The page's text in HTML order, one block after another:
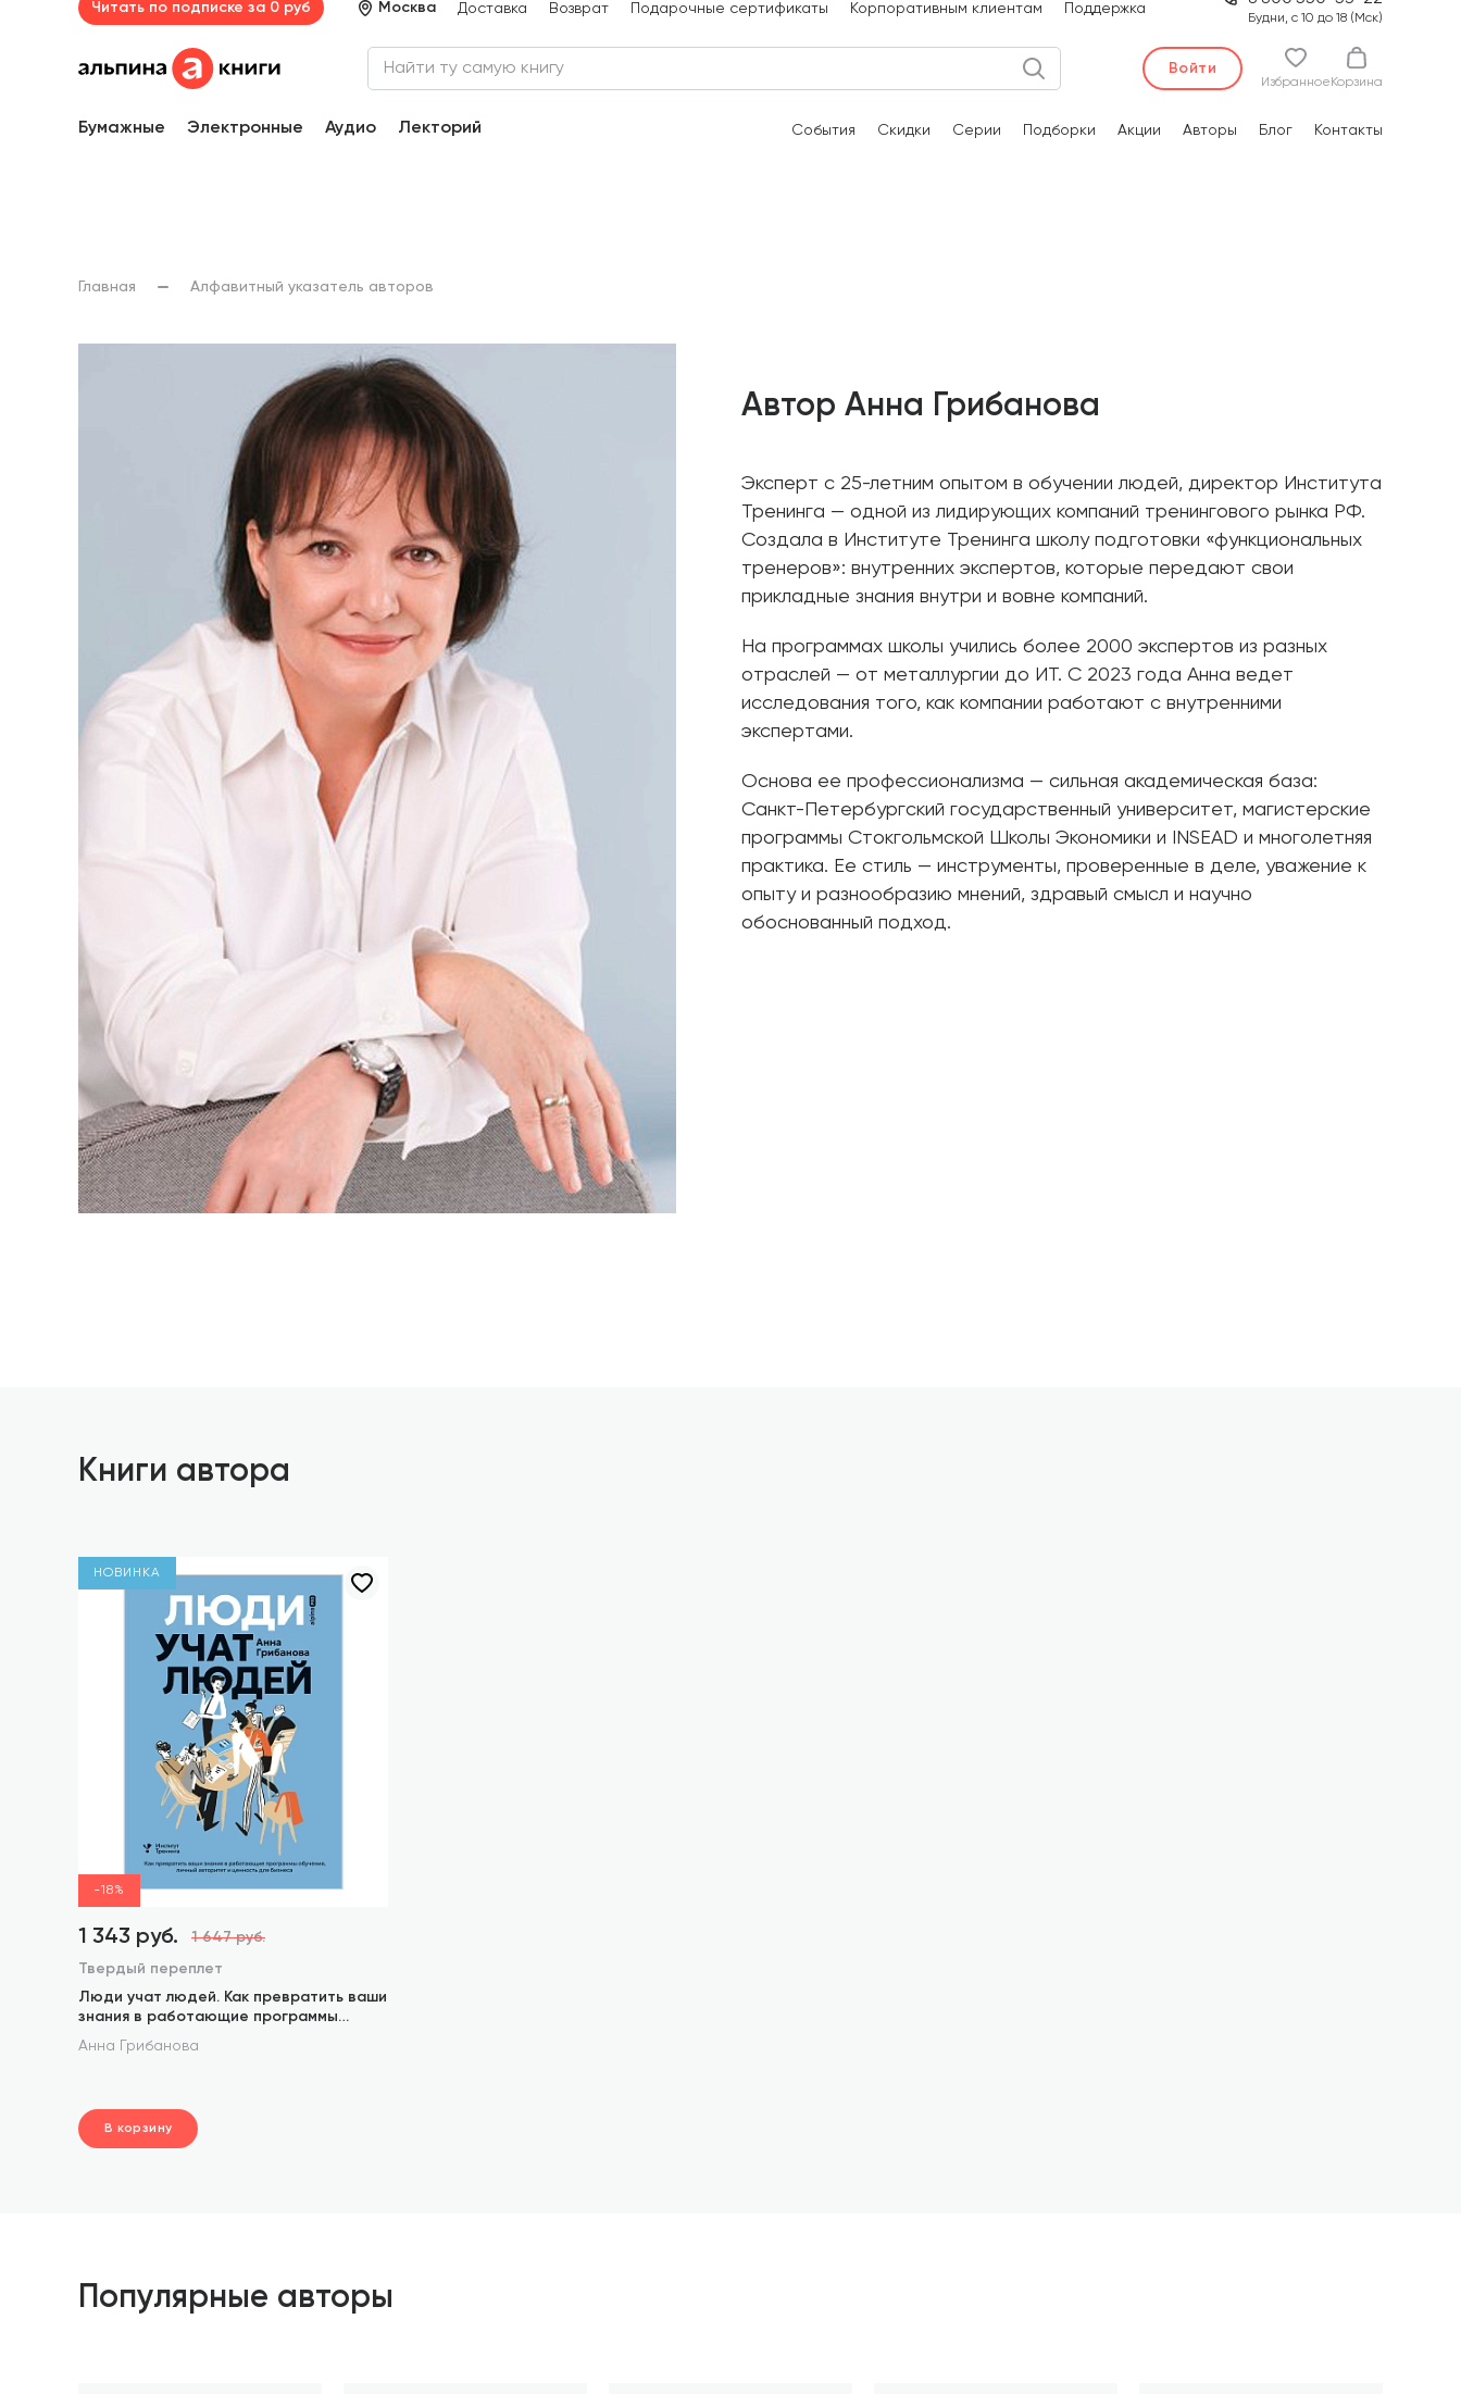
Читать по подписке за 0 руб Москва Доставка Возврат Подарочные сертификаты Корпоративным клиентам Поддержка
Будни, с 10 до 18 (Мск)
Войти
Избранное Корзина
Бумажные Электронные Аудио Лекторий События Скидки Серии Подборки Акции Авторы Блог Контакты
Главная Алфавитный указатель авторов
Автор Анна Грибанова
Эксперт с 25-летним опытом в обучении людей, директор Института
Тренинга — одной из лидирующих компаний тренингового рынка РФ.
Создала в Институте Тренинга школу подготовки «функциональных
тренеров»: внутренних экспертов, которые передают свои
прикладные знания внутри и вовне компаний.
На программах школы учились более 2000 экспертов из разных
отраслей — от металлургии до ИТ. С 2023 года Анна ведет
исследования того, как компании работают с внутренними
экспертами.
Основа ее профессионализма — сильная академическая база:
Санкт-Петербургский государственный университет, магистерские
программы Стокгольмской Школы Экономики и INSEAD и многолетняя
практика. Ее стиль — инструменты, проверенные в деле, уважение к
опыту и разнообразию мнений, здравый смысл и научно
обоснованный подход.
Книги автора
НОВИНКА
-18%
1 343 руб. 1 647 руб.
Твердый переплет
Люди учат людей. Как превратить ваши
знания в работающие программы
обучения, личный авторитет и ценность
для бизнеса
Анна Грибанова
В корзину
Популярные авторы